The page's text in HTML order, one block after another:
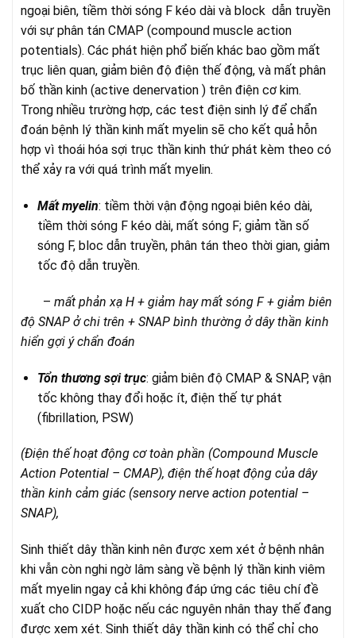
ngoại biên, tiềm thời sóng F kéo dài và block dẫn truyền
với sự phân tán CMAP (compound muscle action
potentials). Các phát hiện phổ biến khác bao gồm mất
trục liên quan, giảm biên độ điện thế động, và mất phân
bố thần kinh (active denervation ) trên điện cơ kim.
Trong nhiều trường hợp, các test điện sinh lý để chẩn
đoán bệnh lý thần kinh mất myelin sẽ cho kết quả hỗn
hợp vì thoái hóa sợi trục thần kinh thứ phát kèm theo có
thể xảy ra với quá trình mất myelin.
Mất myelin: tiềm thời vận động ngoại biên kéo dài,
tiềm thời sóng F kéo dài, mất sóng F; giảm tần số
sóng F, bloc dẫn truyền, phân tán theo thời gian, giảm
tốc độ dẫn truyền.
– mất phản xạ H + giảm hay mất sóng F + giảm biên
độ SNAP ở chi trên + SNAP bình thường ở dây thần kinh
hiển gợi ý chẩn đoán
Tổn thương sợi trục: giảm biên độ CMAP & SNAP, vận
tốc không thay đổi hoặc ít, điện thế tự phát
(fibrillation, PSW)
(Điện thế hoạt động cơ toàn phần (Compound Muscle
Action Potential – CMAP), điện thế hoạt động của dây
thần kinh cảm giác (sensory nerve action potential –
SNAP),
Sinh thiết dây thần kinh nên được xem xét ở bệnh nhân
khi vẫn còn nghi ngờ lâm sàng về bệnh lý thần kinh viêm
mất myelin ngay cả khi không đáp ứng các tiêu chí đề
xuất cho CIDP hoặc nếu các nguyên nhân thay thế đang
được xem xét. Sinh thiết dây thần kinh có thể chỉ cho